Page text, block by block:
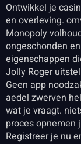
Ontwikkel je
en overleving.
Monopoly
ongeschonden
eigenschappen
Jolly Roger
Geen app
aedel zwerven
wat je vraagt.
proces opnemen
Registreer je nu